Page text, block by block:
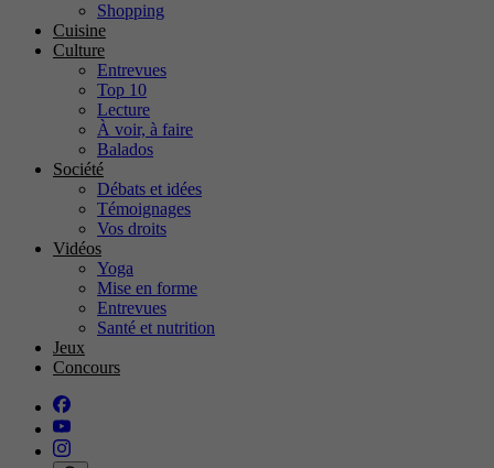
Shopping
Cuisine
Culture
Entrevues
Top 10
Lecture
À voir, à faire
Balados
Société
Débats et idées
Témoignages
Vos droits
Vidéos
Yoga
Mise en forme
Entrevues
Santé et nutrition
Jeux
Concours